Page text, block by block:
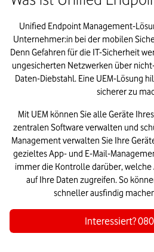
Unified Endpoint Management-
Unternehmer:in bei der mobilen
Denn Gefahren für die IT-Sicherheit
ungesicherten Netzwerken über
Daten-Diebstahl. Eine UEM-Lösung
sicherer zu
Mit UEM können Sie alle Geräte
zentralen Software verwalten und
Management verwalten Sie Ihre
gezieltes App- und E-Mail-
immer die Kontrolle darüber,
auf Ihre Daten zugreifen. So
schneller ausfindig
Interessiert?